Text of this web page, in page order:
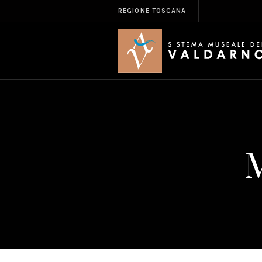
REGIONE TOSCANA